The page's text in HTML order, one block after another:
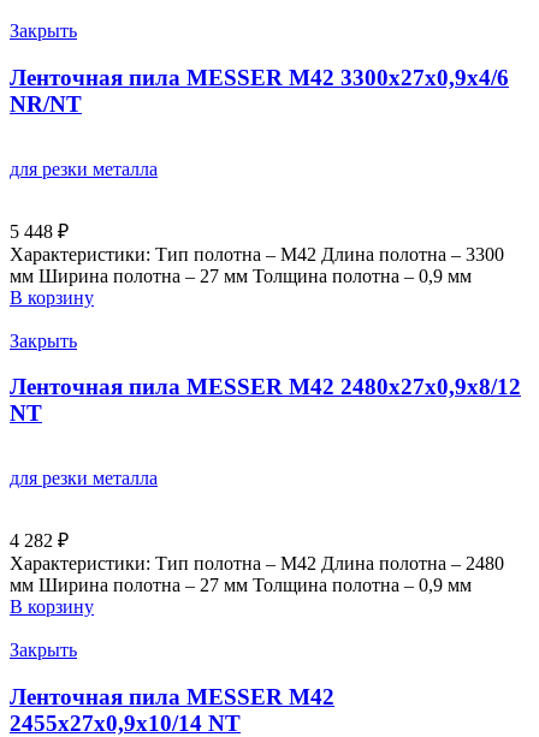
Закрыть
Ленточная пила MESSER М42 3300х27х0,9х4/6
NR/NT
для резки металла
5 448 ₽
Характеристики: Тип полотна – M42 Длина полотна – 3300
мм Ширина полотна – 27 мм Толщина полотна – 0,9 мм
В корзину
Закрыть
Ленточная пила MESSER М42 2480х27х0,9х8/12
NT
для резки металла
4 282 ₽
Характеристики: Тип полотна – M42 Длина полотна – 2480
мм Ширина полотна – 27 мм Толщина полотна – 0,9 мм
В корзину
Закрыть
Ленточная пила MESSER М42
2455х27х0,9х10/14 NT